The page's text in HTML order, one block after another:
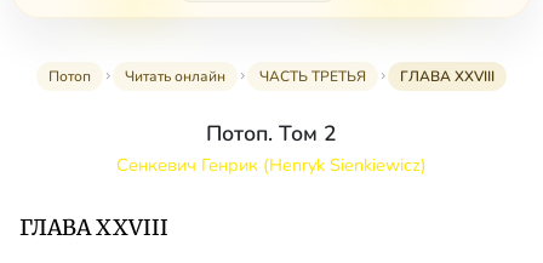
Потоп Читать онлайн ЧАСТЬ ТРЕТЬЯ ГЛАВА XXVIII
Потоп. Том 2
Сенкевич Генрик (Henryk Sienkiewicz)
ГЛАВА XXVIII